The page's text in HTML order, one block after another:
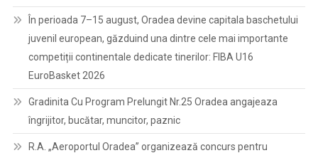
În perioada 7–15 august, Oradea devine capitala baschetului
juvenil european, găzduind una dintre cele mai importante
competiții continentale dedicate tinerilor: FIBA U16
EuroBasket 2026
Gradinita Cu Program Prelungit Nr.25 Oradea angajeaza
îngrijitor, bucătar, muncitor, paznic
R.A. „Aeroportul Oradea” organizează concurs pentru